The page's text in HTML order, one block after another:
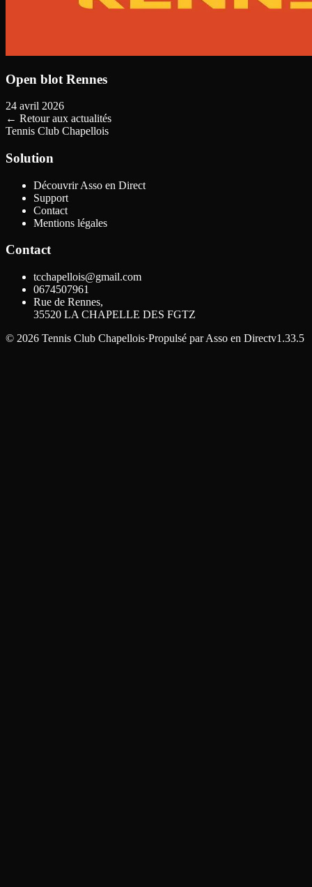
Open blot Rennes
24 avril 2026
← Retour aux actualités
Tennis Club Chapellois
Solution
Découvrir Asso en Direct
Support
Contact
Mentions légales
Contact
tcchapellois@gmail.com
0674507961
Rue de Rennes,
35520 LA CHAPELLE DES FGTZ
© 2026 Tennis Club Chapellois·Propulsé par Asso en Directv1.33.5